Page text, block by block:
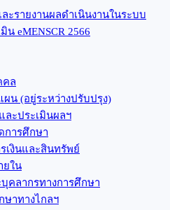
ละรายงานผลดำเนินงานในระบบ
น eMENSCR 2566
คล
น (อยู่ระหว่างปรับปรุง)
ะประเมินผลฯ
การศึกษา
เงินและสินทรัพย์
ยใน
คลากรทางการศึกษา
ษาทางไกลฯ